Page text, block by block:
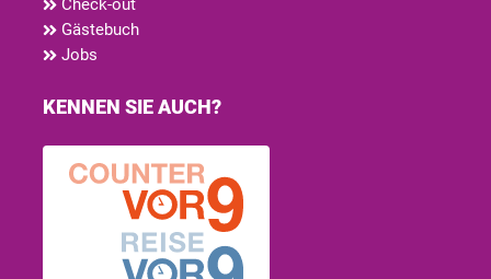
Check-out
Gästebuch
Jobs
KENNEN SIE AUCH?